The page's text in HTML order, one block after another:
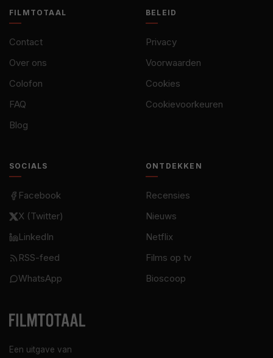
Een uitgave van
FILMTOTAAL
Contact
Over ons
Colofon
FAQ
Blog
BELEID
Privacy
Voorwaarden
Cookies
Cookievoorkeuren
SOCIALS
Facebook
X (Twitter)
LinkedIn
RSS-feed
WhatsApp
ONTDEKKEN
Recensies
Nieuws
Netflix
Films op tv
Bioscoop